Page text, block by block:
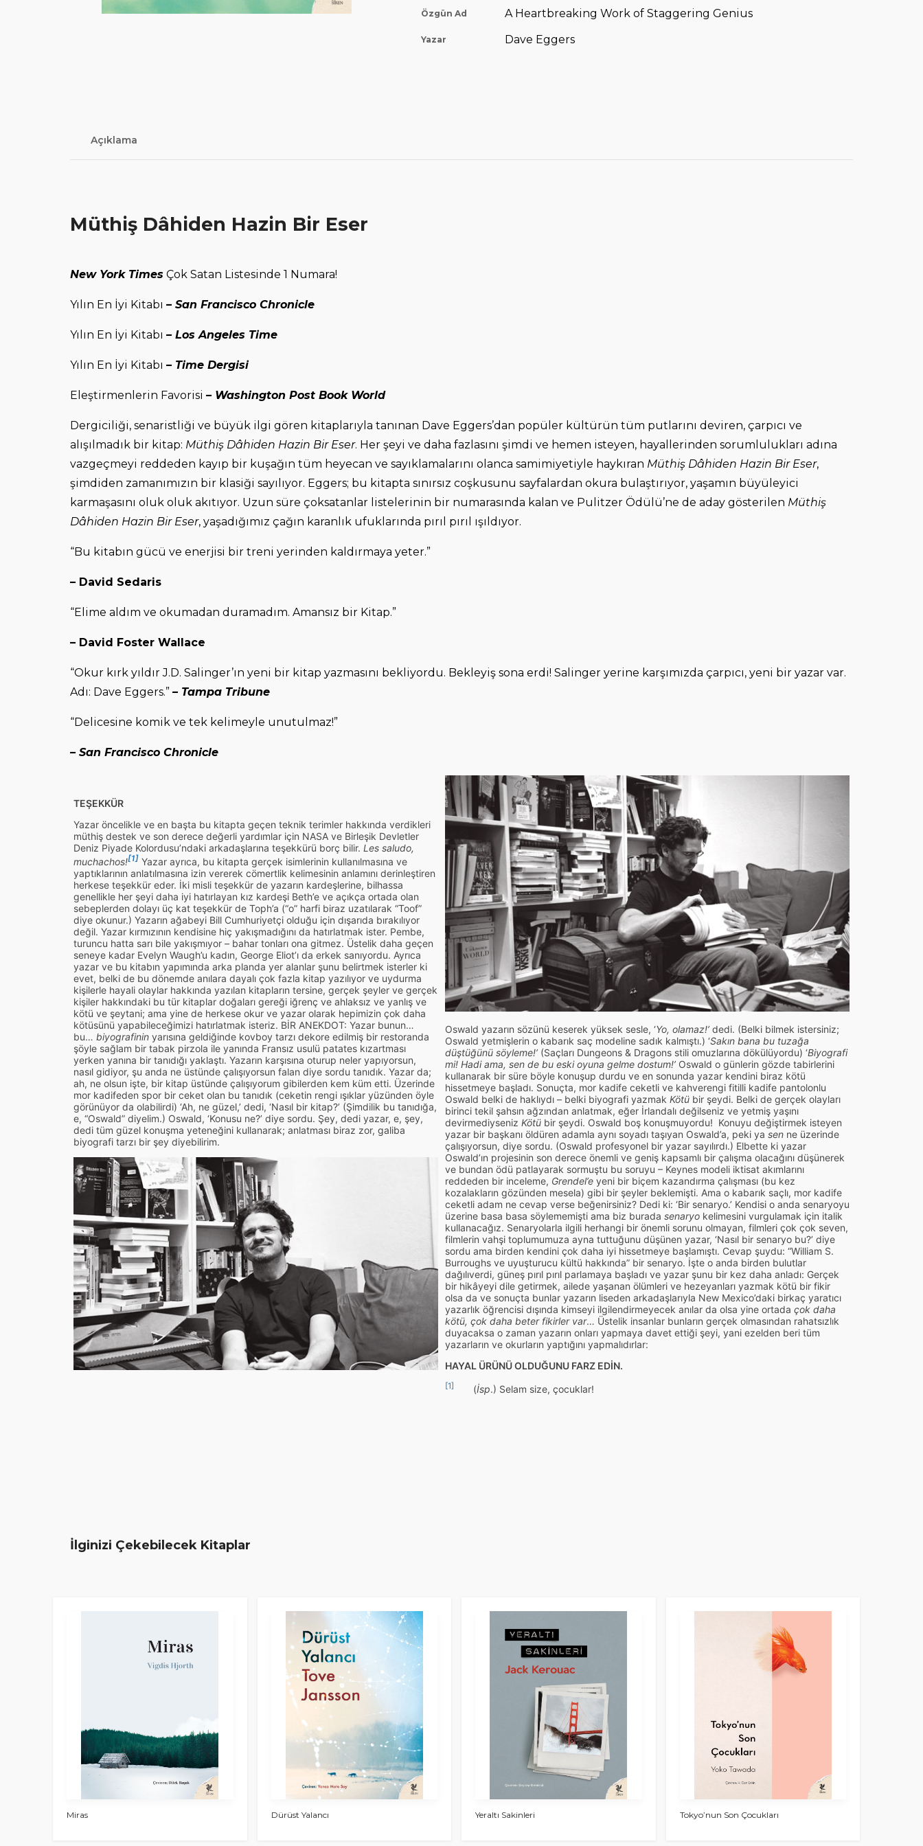
Özgün Ad A Heartbreaking Work of Staggering Genius
Yazar Dave Eggers
Açıklama
Müthiş Dâhiden Hazin Bir Eser
New York Times Çok Satan Listesinde 1 Numara!
Yılın En İyi Kitabı – San Francisco Chronicle
Yılın En İyi Kitabı – Los Angeles Time
Yılın En İyi Kitabı – Time Dergisi
Eleştirmenlerin Favorisi – Washington Post Book World
Dergiciliği, senaristliği ve büyük ilgi gören kitaplarıyla tanınan Dave Eggers’dan popüler kültürün tüm putlarını deviren, çarpıcı ve
alışılmadık bir kitap: Müthiş Dâhiden Hazin Bir Eser. Her şeyi ve daha fazlasını şimdi ve hemen isteyen, hayallerinden sorumlulukları adına
vazgeçmeyi reddeden kayıp bir kuşağın tüm heyecan ve sayıklamalarını olanca samimiyetiyle haykıran Müthiş Dâhiden Hazin Bir Eser,
şimdiden zamanımızın bir klasiği sayılıyor. Eggers; bu kitapta sınırsız coşkusunu sayfalardan okura bulaştırıyor, yaşamın büyüleyici
karmaşasını oluk oluk akıtıyor. Uzun süre çoksatanlar listelerinin bir numarasında kalan ve Pulitzer Ödülü’ne de aday gösterilen Müthiş
Dâhiden Hazin Bir Eser, yaşadığımız çağın karanlık ufuklarında pırıl pırıl ışıldıyor.
“Bu kitabın gücü ve enerjisi bir treni yerinden kaldırmaya yeter.”
– David Sedaris
“Elime aldım ve okumadan duramadım. Amansız bir Kitap.”
– David Foster Wallace
“Okur kırk yıldır J.D. Salinger’ın yeni bir kitap yazmasını bekliyordu. Bekleyiş sona erdi! Salinger yerine karşımızda çarpıcı, yeni bir yazar var.
Adı: Dave Eggers.” – Tampa Tribune
“Delicesine komik ve tek kelimeyle unutulmaz!”
– San Francisco Chronicle
TEŞEKKÜR
Yazar öncelikle ve en başta bu kitapta geçen teknik terimler hakkında verdikleri
müthiş destek ve son derece değerli yardımlar için NASA ve Birleşik Devletler
Deniz Piyade Kolordusu’ndaki arkadaşlarına teşekkürü borç bilir. Les saludo,
muchachos![1] Yazar ayrıca, bu kitapta gerçek isimlerinin kullanılmasına ve
yaptıklarının anlatılmasına izin vererek cömertlik kelimesinin anlamını derinleştiren
herkese teşekkür eder. İki misli teşekkür de yazarın kardeşlerine, bilhassa
genellikle her şeyi daha iyi hatırlayan kız kardeşi Beth’e ve açıkça ortada olan
sebeplerden dolayı üç kat teşekkür de Toph’a (“o” harfi biraz uzatılarak “Toof”
diye okunur.) Yazarın ağabeyi Bill Cumhuriyetçi olduğu için dışarıda bırakılıyor
değil. Yazar kırmızının kendisine hiç yakışmadığını da hatırlatmak ister. Pembe,
turuncu hatta sarı bile yakışmıyor – bahar tonları ona gitmez. Üstelik daha geçen
seneye kadar Evelyn Waugh’u kadın, George Eliot’ı da erkek sanıyordu. Ayrıca
yazar ve bu kitabın yapımında arka planda yer alanlar şunu belirtmek isterler ki
evet, belki de bu dönemde anılara dayalı çok fazla kitap yazılıyor ve uydurma
kişilerle hayali olaylar hakkında yazılan kitapların tersine, gerçek şeyler ve gerçek
kişiler hakkındaki bu tür kitaplar doğaları gereği iğrenç ve ahlaksız ve yanlış ve
kötü ve şeytani; ama yine de herkese okur ve yazar olarak hepimizin çok daha
kötüsünü yapabileceğimizi hatırlatmak isteriz. BİR ANEKDOT: Yazar bunun…
bu… biyografinin yarısına geldiğinde kovboy tarzı dekore edilmiş bir restoranda
şöyle sağlam bir tabak pirzola ile yanında Fransız usulü patates kızartması
yerken yanına bir tanıdığı yaklaştı. Yazarın karşısına oturup neler yapıyorsun,
nasıl gidiyor, şu anda ne üstünde çalışıyorsun falan diye sordu tanıdık. Yazar da;
ah, ne olsun işte, bir kitap üstünde çalışıyorum gibilerden kem küm etti. Üzerinde
mor kadifeden spor bir ceket olan bu tanıdık (ceketin rengi ışıklar yüzünden öyle
görünüyor da olabilirdi) ‘Ah, ne güzel,’ dedi, ‘Nasıl bir kitap?’ (Şimdilik bu tanıdığa,
e, “Oswald” diyelim.) Oswald, ‘Konusu ne?’ diye sordu. Şey, dedi yazar, e, şey,
dedi tüm güzel konuşma yeteneğini kullanarak; anlatması biraz zor, galiba
biyografi tarzı bir şey diyebilirim.
Oswald yazarın sözünü keserek yüksek sesle, ‘Yo, olamaz!’ dedi. (Belki bilmek istersiniz;
Oswald yetmişlerin o kabarık saç modeline sadık kalmıştı.) ‘Sakın bana bu tuzağa
düştüğünü söyleme!’ (Saçları Dungeons & Dragons stili omuzlarına dökülüyordu) ‘Biyografi
mi! Hadi ama, sen de bu eski oyuna gelme dostum!’ Oswald o günlerin gözde tabirlerini
kullanarak bir süre böyle konuşup durdu ve en sonunda yazar kendini biraz kötü
hissetmeye başladı. Sonuçta, mor kadife ceketli ve kahverengi fitilli kadife pantolonlu
Oswald belki de haklıydı – belki biyografi yazmak Kötü bir şeydi. Belki de gerçek olayları
birinci tekil şahsın ağzından anlatmak, eğer İrlandalı değilseniz ve yetmiş yaşını
devirmediyseniz Kötü bir şeydi. Oswald boş konuşmuyordu! Konuyu değiştirmek isteyen
yazar bir başkanı öldüren adamla aynı soyadı taşıyan Oswald’a, peki ya sen ne üzerinde
çalışıyorsun, diye sordu. (Oswald profesyonel bir yazar sayılırdı.) Elbette ki yazar
Oswald’ın projesinin son derece önemli ve geniş kapsamlı bir çalışma olacağını düşünerek
ve bundan ödü patlayarak sormuştu bu soruyu – Keynes modeli iktisat akımlarını
reddeden bir inceleme, Grendel’e yeni bir biçem kazandırma çalışması (bu kez
kozalakların gözünden mesela) gibi bir şeyler beklemişti. Ama o kabarık saçlı, mor kadife
ceketli adam ne cevap verse beğenirsiniz? Dedi ki: ‘Bir senaryo.’ Kendisi o anda senaryoyu
üzerine basa basa söylememişti ama biz burada senaryo kelimesini vurgulamak için italik
kullanacağız. Senaryolarla ilgili herhangi bir önemli sorunu olmayan, filmleri çok çok seven,
filmlerin vahşi toplumumuza ayna tuttuğunu düşünen yazar, ‘Nasıl bir senaryo bu?’ diye
sordu ama birden kendini çok daha iyi hissetmeye başlamıştı. Cevap şuydu: “William S.
Burroughs ve uyuşturucu kültü hakkında” bir senaryo. İşte o anda birden bulutlar
dağılıverdi, güneş pırıl pırıl parlamaya başladı ve yazar şunu bir kez daha anladı: Gerçek
bir hikâyeyi dile getirmek, ailede yaşanan ölümleri ve hezeyanları yazmak kötü bir fikir
olsa da ve sonuçta bunlar yazarın liseden arkadaşlarıyla New Mexico’daki birkaç yaratıcı
yazarlık öğrencisi dışında kimseyi ilgilendirmeyecek anılar da olsa yine ortada çok daha
kötü, çok daha beter fikirler var… Üstelik insanlar bunların gerçek olmasından rahatsızlık
duyacaksa o zaman yazarın onları yapmaya davet ettiği şeyi, yani ezelden beri tüm
yazarların ve okurların yaptığını yapmalıdırlar:
HAYAL ÜRÜNÜ OLDUĞUNU FARZ EDİN.
[1] (İsp.) Selam size, çocuklar!
İlginizi Çekebilecek Kitaplar
Miras Dürüst Yalancı Yeraltı Sakinleri Tokyo’nun Son Çocukları